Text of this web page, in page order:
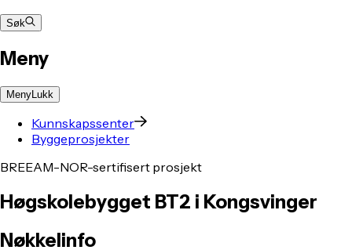
Søk
Meny
MenyLukk
Kunnskapssenter
Byggeprosjekter
BREEAM-NOR-sertifisert prosjekt
Høgskolebygget BT2 i Kongsvinger
Nøkkelinfo